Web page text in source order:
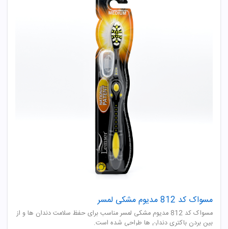
مسواک کد 812 مدیوم مشکی لمسر
مسواک کد 812 مدیوم مشکی لمسر مناسب برای حفظ سلامت دندان ها و از
بین بردن باکتری دندان ها طراحی شده است.